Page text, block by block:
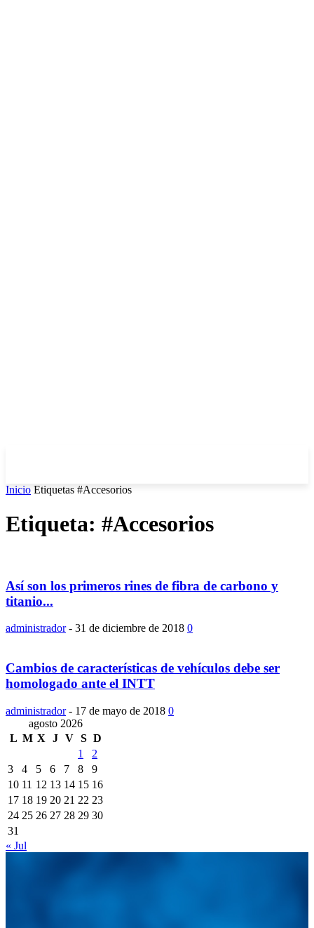
Inicio Etiquetas #Accesorios
Etiqueta: #Accesorios
Así son los primeros rines de fibra de carbono y
titanio...
administrador - 31 de diciembre de 2018 0
Cambios de características de vehículos debe ser
homologado ante el INTT
administrador - 17 de mayo de 2018 0
agosto 2026
L M X J V S D
1
2
3
4 5 6 7 8
9
10 11 12 13 14 15 16
17 18 19 20 21 22 23
24 25 26 27 28 29 30
31
« Jul